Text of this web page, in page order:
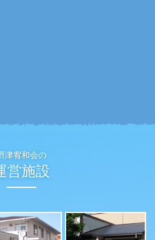
津宥和会の
営施設